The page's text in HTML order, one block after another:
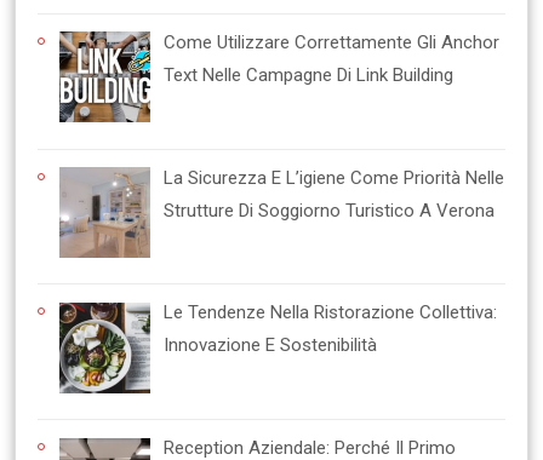
Come Utilizzare Correttamente Gli Anchor
Text Nelle Campagne Di Link Building
La Sicurezza E L’igiene Come Priorità Nelle
Strutture Di Soggiorno Turistico A Verona
Le Tendenze Nella Ristorazione Collettiva:
Innovazione E Sostenibilità
Reception Aziendale: Perché Il Primo